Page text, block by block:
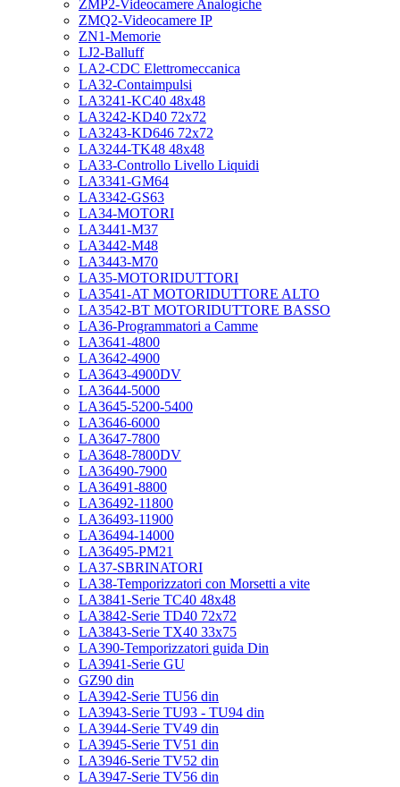
ZMP2-Videocamere Analogiche
ZMQ2-Videocamere IP
ZN1-Memorie
LJ2-Balluff
LA2-CDC Elettromeccanica
LA32-Contaimpulsi
LA3241-KC40 48x48
LA3242-KD40 72x72
LA3243-KD646 72x72
LA3244-TK48 48x48
LA33-Controllo Livello Liquidi
LA3341-GM64
LA3342-GS63
LA34-MOTORI
LA3441-M37
LA3442-M48
LA3443-M70
LA35-MOTORIDUTTORI
LA3541-AT MOTORIDUTTORE ALTO
LA3542-BT MOTORIDUTTORE BASSO
LA36-Programmatori a Camme
LA3641-4800
LA3642-4900
LA3643-4900DV
LA3644-5000
LA3645-5200-5400
LA3646-6000
LA3647-7800
LA3648-7800DV
LA36490-7900
LA36491-8800
LA36492-11800
LA36493-11900
LA36494-14000
LA36495-PM21
LA37-SBRINATORI
LA38-Temporizzatori con Morsetti a vite
LA3841-Serie TC40 48x48
LA3842-Serie TD40 72x72
LA3843-Serie TX40 33x75
LA390-Temporizzatori guida Din
LA3941-Serie GU
GZ90 din
LA3942-Serie TU56 din
LA3943-Serie TU93 - TU94 din
LA3944-Serie TV49 din
LA3945-Serie TV51 din
LA3946-Serie TV52 din
LA3947-Serie TV56 din